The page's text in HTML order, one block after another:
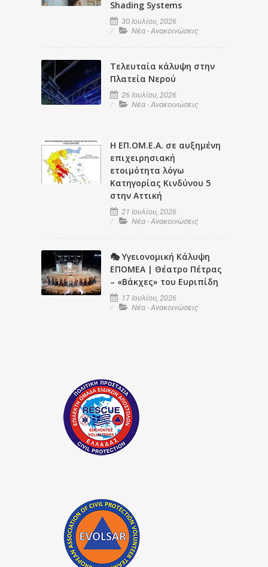
Shading Systems
30 Ιουλίου, 2026
Νέα - Ανακοινώσεις
Τελευταία κάλυψη στην
Πλατεία Νερού
26 Ιουλίου, 2026
Νέα - Ανακοινώσεις
Η ΕΠ.ΟΜ.Ε.Α. σε αυξημένη
επιχειρησιακή
ετοιμότητα λόγω
Κατηγορίας Κινδύνου 5
στην Αττική
21 Ιουλίου, 2026
Νέα - Ανακοινώσεις
🎭 Υγειονομική Κάλυψη
ΕΠΟΜΕΑ | Θέατρο Πέτρας
– «Βάκχες» του Ευριπίδη
17 Ιουλίου, 2026
Νέα - Ανακοινώσεις